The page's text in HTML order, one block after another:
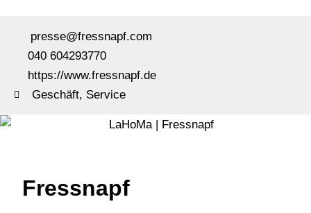
presse@fressnapf.com
040 604293770
https://www.fressnapf.de
Geschäft, Service
Fressnapf